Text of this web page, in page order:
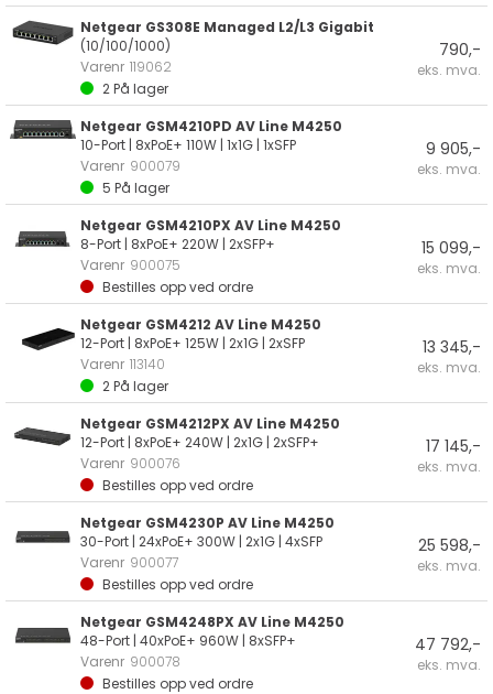
Netgear GS308E Managed L2/L3 Gigabit
(10/100/1000)
Varenr 119062
2På lager
790,-
eks. mva.
Netgear GSM4210PD AV Line M4250
10-Port | 8xPoE+ 110W | 1x1G | 1xSFP
Varenr 900079
5 På lager
9 905,-
eks. mva.
Netgear GSM4210PX AV Line M4250
8-Port | 8xPoE+ 220W | 2xSFP+
Varenr 900075
Bestilles opp ved ordre
15 099,-
eks. mva.
Netgear GSM4212 AV Line M4250
12-Port | 8xPoE+ 125W | 2x1G | 2xSFP
Varenr 113140
2På lager
13 345,-
eks. mva.
Netgear GSM4212PX AV Line M4250
12-Port | 8xPoE+ 240W | 2x1G | 2xSFP+
Varenr 900076
Bestilles opp ved ordre
17 145,-
eks. mva.
Netgear GSM4230P AV Line M4250
30-Port | 24xPoE+ 300W | 2x1G | 4xSFP
Varenr 900077
Bestilles opp ved ordre
25 598,-
eks. mva.
Netgear GSM4248PX AV Line M4250
48-Port | 40xPoE+ 960W | 8xSFP+
Varenr 900078
Bestilles opp ved ordre
47 792,-
eks. mva.